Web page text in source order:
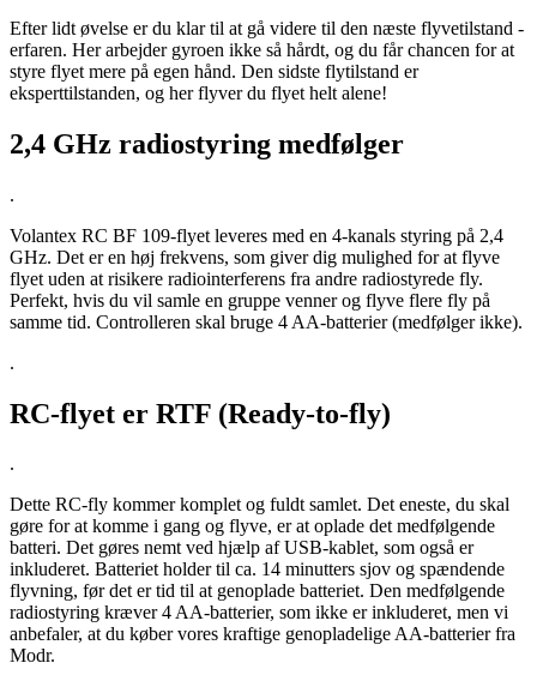
Efter lidt øvelse er du klar til at gå videre til den næste flyvetilstand -
erfaren. Her arbejder gyroen ikke så hårdt, og du får chancen for at
styre flyet mere på egen hånd. Den sidste flytilstand er
eksperttilstanden, og her flyver du flyet helt alene!
2,4 GHz radiostyring medfølger
.
Volantex RC BF 109-flyet leveres med en 4-kanals styring på 2,4
GHz. Det er en høj frekvens, som giver dig mulighed for at flyve
flyet uden at risikere radiointerferens fra andre radiostyrede fly.
Perfekt, hvis du vil samle en gruppe venner og flyve flere fly på
samme tid. Controlleren skal bruge 4 AA-batterier (medfølger ikke).
.
RC-flyet er RTF (Ready-to-fly)
.
Dette RC-fly kommer komplet og fuldt samlet. Det eneste, du skal
gøre for at komme i gang og flyve, er at oplade det medfølgende
batteri. Det gøres nemt ved hjælp af USB-kablet, som også er
inkluderet. Batteriet holder til ca. 14 minutters sjov og spændende
flyvning, før det er tid til at genoplade batteriet. Den medfølgende
radiostyring kræver 4 AA-batterier, som ikke er inkluderet, men vi
anbefaler, at du køber vores kraftige genopladelige AA-batterier fra
Modr.